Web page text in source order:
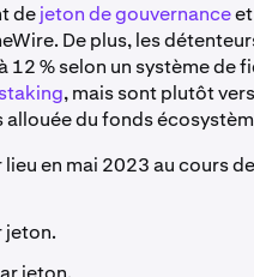
dejeton de gouvernance
De plus, les
% selon un système de
staking, mais sont plutôt
du fonds
en mai 2023 au cours
jeton.